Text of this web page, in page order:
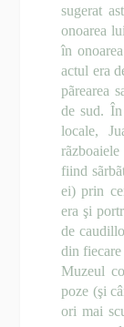
sugerat
onoarea
în
actul era
pãrearea
de sud. În
locale,
fiind
ei) prin
era şi
de
din
Muzeul
poze (şi
ori mai